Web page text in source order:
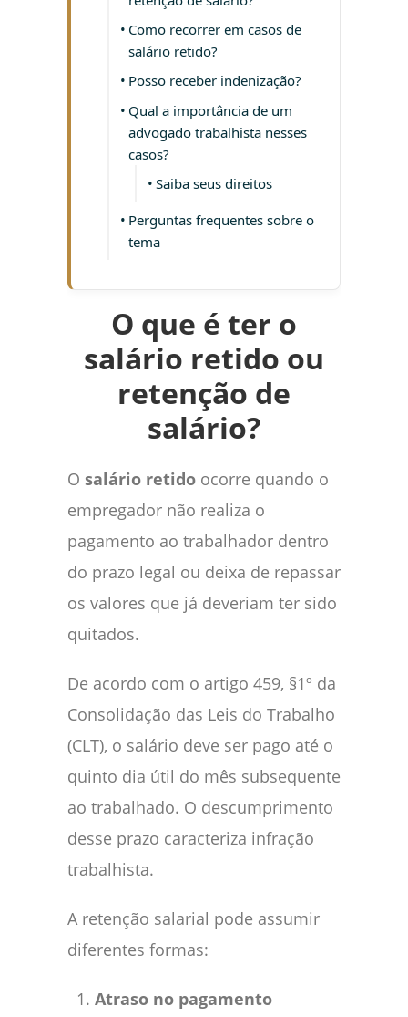
Como recorrer em casos de
salário retido?
Posso receber indenização?
Qual a importância de um
advogado trabalhista nesses
casos?
Saiba seus direitos
Perguntas frequentes sobre o
tema
O que é ter o
salário retido ou
retenção de
salário?
O salário retido ocorre quando o
empregador não realiza o
pagamento ao trabalhador dentro
do prazo legal ou deixa de repassar
os valores que já deveriam ter sido
quitados.
De acordo com o artigo 459, §1º da
Consolidação das Leis do Trabalho
(CLT), o salário deve ser pago até o
quinto dia útil do mês subsequente
ao trabalhado. O descumprimento
desse prazo caracteriza infração
trabalhista.
A retenção salarial pode assumir
diferentes formas:
Atraso no pagamento